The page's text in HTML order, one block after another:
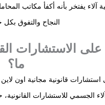
آلاء يفتخر بأنه أكفأ مكاتب
النجاح والتفوق بكل
الاستشارات
ما؟
قانونية مجانية اون
الجسمي للاستشارات